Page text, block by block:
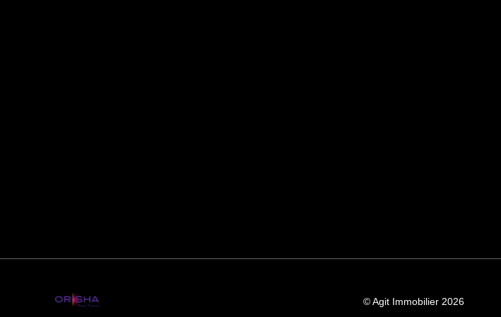
© Agit Immobilier 2026